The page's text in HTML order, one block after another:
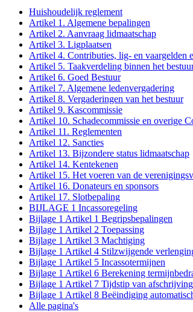
Huishoudelijk reglement
Artikel 1. Algemene bepalingen
Artikel 2. Aanvraag lidmaatschap
Artikel 3. Ligplaatsen
Artikel 4. Contributies, lig- en vaargelden
Artikel 5. Taakverdeling binnen het
Artikel 6. Goed Bestuur
Artikel 7. Algemene ledenvergadering
Artikel 8. Vergaderingen van het bestuur
Artikel 9. Kascommissie
Artikel 10. Schadecommissie en overige
Artikel 11. Reglementen
Artikel 12. Sancties
Artikel 13. Bijzondere status lidmaatschap
Artikel 14. Kentekenen
Artikel 15. Het voeren van de
Artikel 16. Donateurs en sponsors
Artikel 17. Slotbepaling
BIJLAGE 1 Incassoregeling
Bijlage 1 Artikel 1 Begripsbepalingen
Bijlage 1 Artikel 2 Toepassing
Bijlage 1 Artikel 3 Machtiging
Bijlage 1 Artikel 4 Stilzwijgende
Bijlage 1 Artikel 5 Incassotermijnen
Bijlage 1 Artikel 6 Berekening
Bijlage 1 Artikel 7 Tijdstip van afschrijving
Bijlage 1 Artikel 8 Beëindiging
Alle pagina's